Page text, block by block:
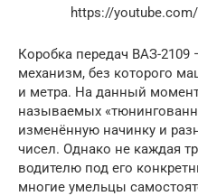
https://
Коробка передач ВАЗ-
механизм, без которого
и метра. На данный
называемых
изменённую начинку и
чисел. Однако не каждая
водителю под его
многие умельцы